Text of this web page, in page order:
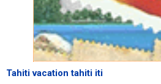
Tahiti vacation tahiti iti